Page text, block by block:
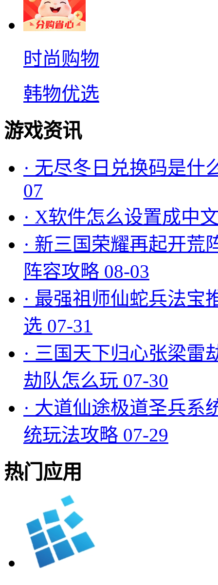
时尚购物
韩物优选
游戏资讯
· 无尽冬日兑换码是什
07
· X软件怎么设置成中
· 新三国荣耀再起开荒
阵容攻略 08-03
· 最强祖师仙蛇兵法宝
选 07-31
· 三国天下归心张梁雷
劫队怎么玩 07-30
· 大道仙途极道圣兵系
统玩法攻略 07-29
热门应用